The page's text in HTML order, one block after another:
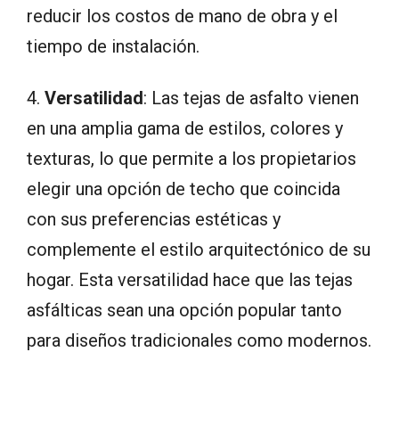
reducir los costos de mano de obra y el
tiempo de instalación.
4. Versatilidad: Las tejas de asfalto vienen
en una amplia gama de estilos, colores y
texturas, lo que permite a los propietarios
elegir una opción de techo que coincida
con sus preferencias estéticas y
complemente el estilo arquitectónico de su
hogar. Esta versatilidad hace que las tejas
asfálticas sean una opción popular tanto
para diseños tradicionales como modernos.